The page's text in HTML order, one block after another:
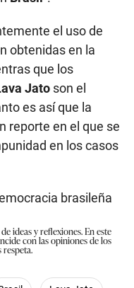
el uso de
obtenidas en la
que los
Jato son el
es así que la
reporte en el que se
en los casos
brasileña
ideas y reflexiones. En este
con las opiniones de los